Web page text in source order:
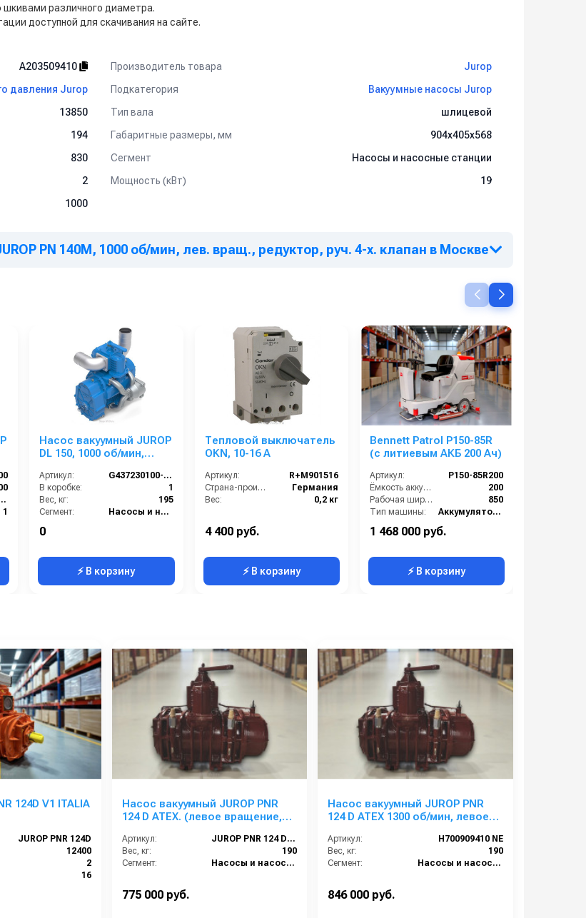
различного диаметра.
доступной для скачивания на сайте.
A203509410 Производитель товара
Jurop
давления Jurop Подкатегория
Вакуумные насосы Jurop
13850 Тип вала
шлицевой
194 Габаритные размеры, мм
904х405х568
830 Сегмент
Насосы и насосные станции
2 Мощность (кВт)
19
1000
PN 140M, 1000 об/мин, лев. вращ., редуктор, руч. 4-х. клапан в Москве
со шпонкой
1
Насос вакуумный JUROP
DL 150, 1000 об/мин,
пневмоклапан, гладкий
вал
Артикул:
G437230100-К12
В коробке:
1
Вес, кг:
195
Сегмент:
Насосы и насосные станции
0
⚡ В корзину
Тепловой выключатель
OKN, 10-16 А
Артикул:
R+M901516
Страна-производитель:
Германия
Вес:
0,2 кг
4 400 руб.
⚡ В корзину
Bennett Patrol P150-85R
(с литиевым АКБ 200 Ач)
Артикул:
P150-85R200
Ёмкость аккумулятора (Ач):
200
Рабочая ширина щеток (мм):
850
Тип машины:
Аккумуляторная
Напряжение (В):
1 468 000 руб.
⚡ В корзину
124D V1 ITALIA
JUROP PNR 124D
12400
2
16
Насос вакуумный JUROP PNR
124 D ATEX. (левое вращение,
Артикул:
JUROP PNR 124 D ATEX. (левое вращение, ручной клапан)
Вес, кг:
190
Сегмент:
Насосы и насосные станции
775 000 руб.
Насос вакуумный JUROP PNR
124 D ATEX 1300 об/мин, левое
Артикул:
H700909410 NE
Вес, кг:
190
Сегмент:
Насосы и насосные станции
846 000 руб.